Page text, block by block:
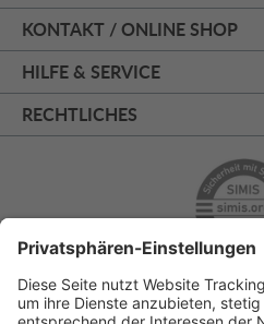
KONTAKT / ONLINE SHOP
HILFE & SERVICE
RECHTLICHES